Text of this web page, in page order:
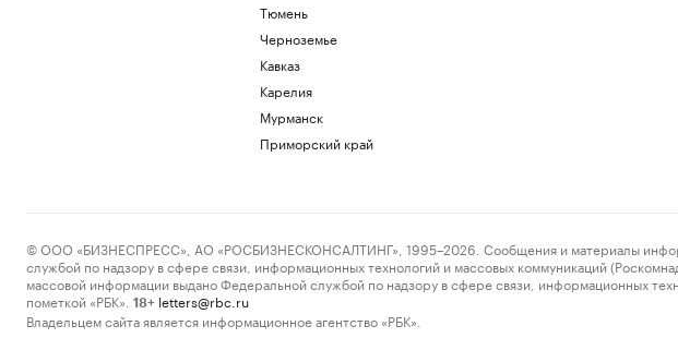
превысила ₽35 тыс. в семи регионах
Тюмень
Черноземье
Кавказ
Карелия
Мурманск
Приморский край
© ООО «БИЗНЕСПРЕСС», АО «РОСБИЗНЕСКОНСАЛТИНГ», 1995–2026. Сообщения и материалы
службой по надзору в сфере связи, информационных технологий и массовых коммуникаций
массовой информации выдано Федеральной службой по надзору в сфере связи, информационных
пометкой «РБК».
18+ letters@rbc.ru
Владельцем сайта является информационное агентство «РБК».